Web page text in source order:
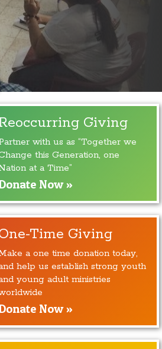
Giving
with us as “Together we
this Generation, one
at a Time”
Now »
Time Giving
a one time donation today,
help us establish strong youth
young adult ministries
Now »